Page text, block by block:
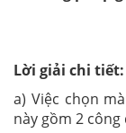
Lời giải chi tiết:
a) Việc chọn
này gồm 2 công